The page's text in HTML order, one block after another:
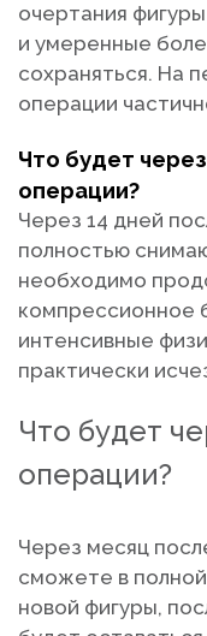
очертания
и умеренные
сохраняться. На
операции
Что будет
операции?
Через 14 дней
полностью
необходимо
компрессионное
интенсивные
практически
Что будет
операции?
Через месяц
сможете в
новой фигуры,